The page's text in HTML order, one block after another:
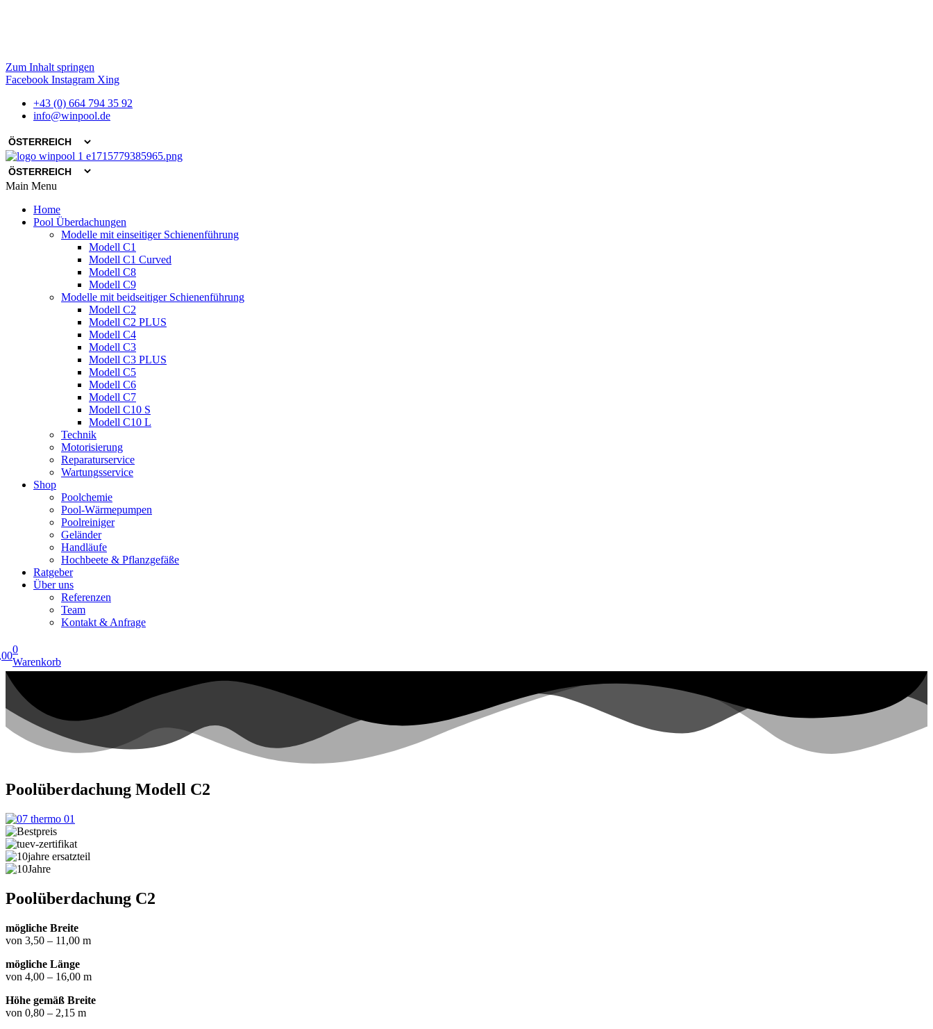
Zum Inhalt springen
Facebook Instagram Xing
+43 (0) 664 794 35 92
info@winpool.de
Main Menu
Home
Pool Überdachungen
Modelle mit einseitiger Schienenführung
Modell C1
Modell C1 Curved
Modell C8
Modell C9
Modelle mit beidseitiger Schienenführung
Modell C2
Modell C2 PLUS
Modell C4
Modell C3
Modell C3 PLUS
Modell C5
Modell C6
Modell C7
Modell C10 S
Modell C10 L
Technik
Motorisierung
Reparaturservice
Wartungsservice
Shop
Poolchemie
Pool-Wärmepumpen
Poolreiniger
Geländer
Handläufe
Hochbeete & Pflanzgefäße
Ratgeber
Über uns
Referenzen
Team
Kontakt & Anfrage
0
Warenkorb
Poolüberdachung Modell C2
Poolüberdachung C2
mögliche Breite
von 3,50 – 11,00 m
mögliche Länge
von 4,00 – 16,00 m
Höhe gemäß Breite
von 0,80 – 2,15 m